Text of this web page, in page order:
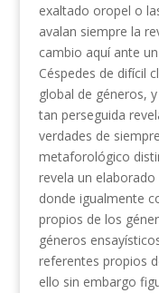
exaltado oropel o
avalan siempre la
cambio aquí ante
Céspedes de difícil
global de géneros,
tan perseguida
verdades de
metaforológico
revela un
donde igualmente
propios de los
géneros
referentes propios
ello sin embargo